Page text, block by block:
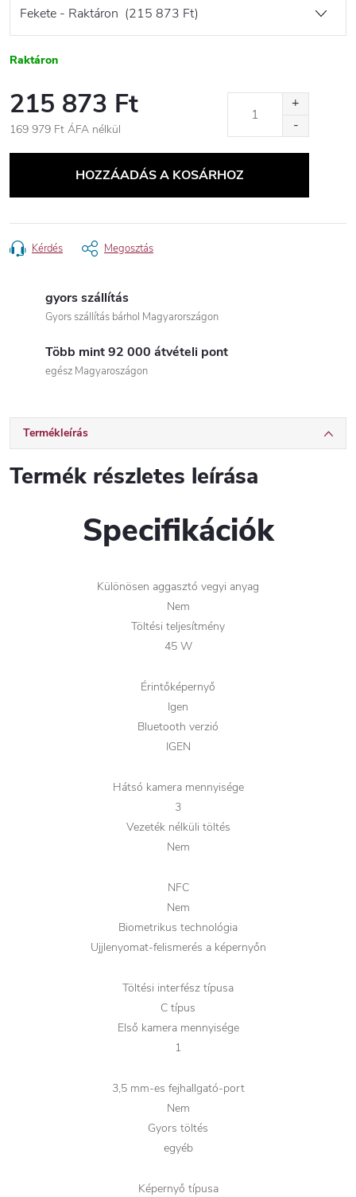
Raktáron
215 873 Ft
169 979 Ft ÁFA nélkül
HOZZÁADÁS A KOSÁRHOZ
Kérdés Megosztás
gyors szállítás
Gyors szállítás bárhol Magyarországon
Több mint 92 000 átvételi pont
egész Magyaroszágon
Termékleírás
Termék részletes leírása
Specifikációk
Különösen aggasztó vegyi anyag
Nem
Töltési teljesítmény
45 W
Érintőképernyő
Igen
Bluetooth verzió
IGEN
Hátsó kamera mennyisége
3
Vezeték nélküli töltés
Nem
NFC
Nem
Biometrikus technológia
Ujjlenyomat-felismerés a képernyőn
Töltési interfész típusa
C típus
Első kamera mennyisége
1
3,5 mm-es fejhallgató-port
Nem
Gyors töltés
egyéb
Képernyő típusa